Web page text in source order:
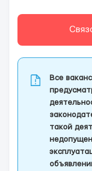
Все
такой